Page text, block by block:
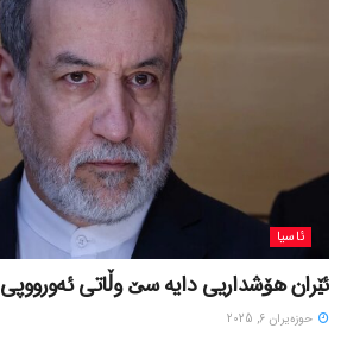
ئاسیا
ئێران هۆشداریی دایە سێ وڵاتی ئەورووپی
حوزه‌یران 6, 2025